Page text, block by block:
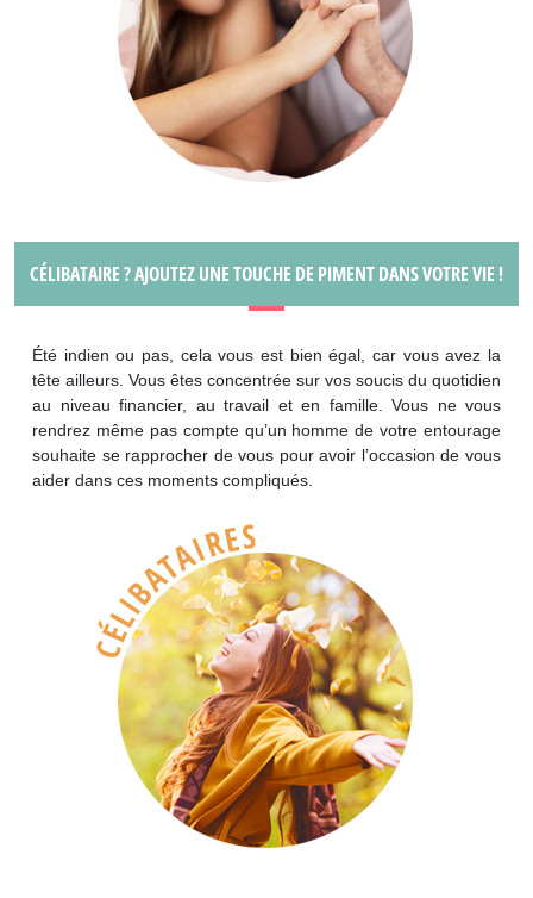
CÉLIBATAIRE ? AJOUTEZ UNE TOUCHE DE PIMENT DANS VOTRE VIE !
Été indien ou pas, cela vous est bien égal, car vous avez la
tête ailleurs. Vous êtes concentrée sur vos soucis du quotidien
au niveau financier, au travail et en famille. Vous ne vous
rendrez même pas compte qu’un homme de votre entourage
souhaite se rapprocher de vous pour avoir l’occasion de vous
aider dans ces moments compliqués.